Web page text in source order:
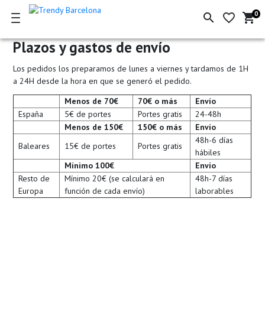
search favorite_border
la
0
shopping_cart
Plazos y gastos de envío
Los pedidos los preparamos de lunes a viernes y tardamos de 1H
a 24H desde la hora en que se generó el pedido.
Menos de 70€
70€ o más
Envío
España
5€ de portes Portes gratis
24-48h
Menos de 150€
150€ o más
Envío
Baleares
15€ de portes Portes gratis
48h-6 días
hábiles
Mínimo 100€
Envío
Resto de
Europa
Mínimo 20€ (se calculará en
función de cada envío)
48h-7 días
laborables